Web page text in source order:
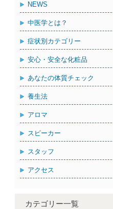
NEWS
中医学とは？
症状別カテゴリー
安心・安全な化粧品
あなたの体質チェック
養生法
アロマ
スピーカー
スタッフ
アクセス
カテゴリー一覧